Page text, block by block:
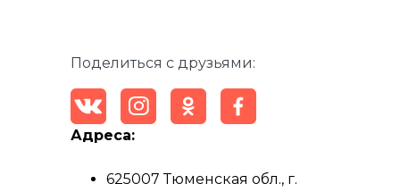
Поделиться с друзьями:
Адреса:
625007 Тюменская обл., г.